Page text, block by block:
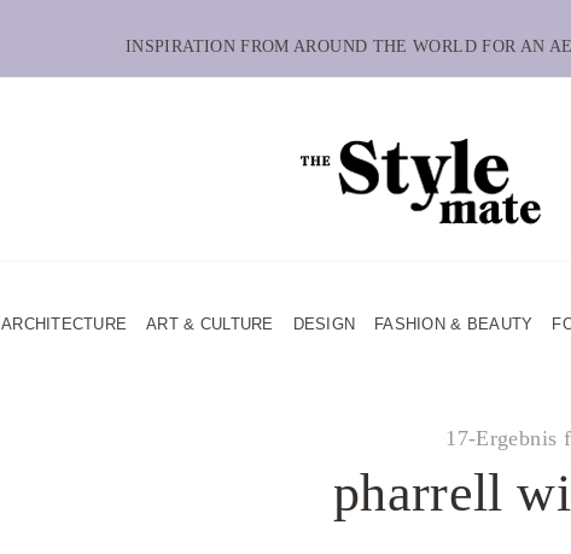
INSPIRATION FROM AROUND THE WORLD FOR AN
ARCHITECTURE ART & CULTURE DESIGN FASHION & BEAUTY
17-Ergebnis
pharrell